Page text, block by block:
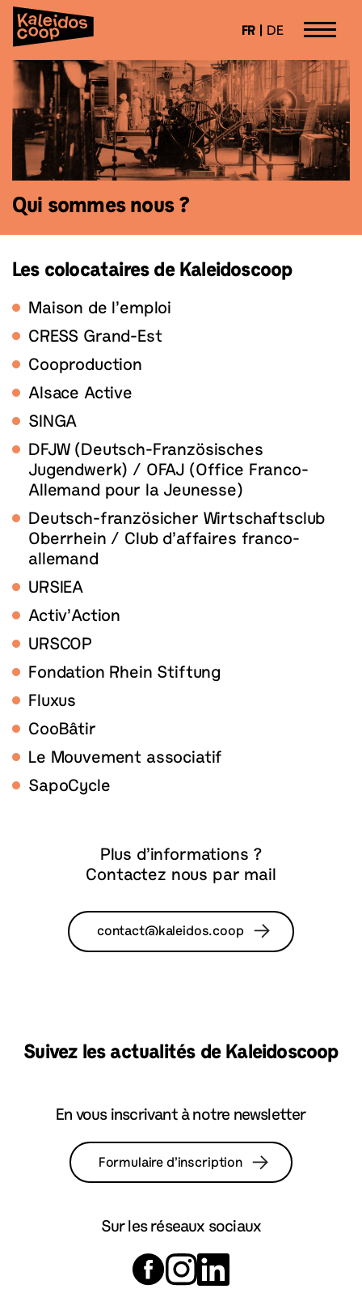
Aller
directement
contenu
Kaleidoscoop
Lieu de vie et de travail transfrontalier
FR DE
Qui sommes nous ?
Les colocataires de Kaleidoscoop
Maison de l’emploi
CRESS Grand-Est
Cooproduction
Alsace Active
SINGA
DFJW (Deutsch-Französisches
Jugendwerk) / OFAJ (Office Franco-
Allemand pour la Jeunesse)
Deutsch-französicher Wirtschaftsclub
Oberrhein / Club d’affaires franco-
allemand
URSIEA
Activ’Action
URSCOP
Fondation Rhein Stiftung
Fluxus
CooBâtir
Le Mouvement associatif
SapoCycle
Plus d’informations ?
Contactez nous par mail
contact@kaleidos.coop
Suivez les actualités de Kaleidoscoop
En vous inscrivant à notre newsletter
Formulaire d’inscription
Sur les réseaux sociaux
Panneau de gestion des cookies